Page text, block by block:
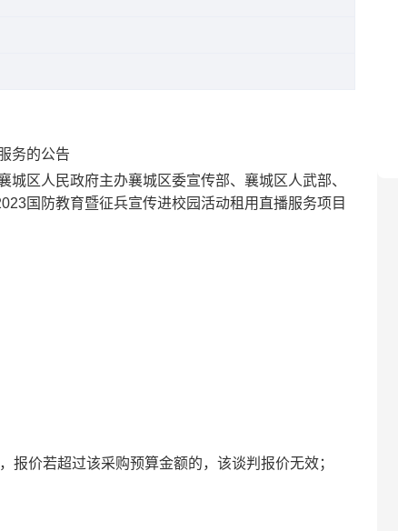
务的公告
区人民政府主办襄城区委宣传部、襄城区人武部、
国防教育暨征兵宣传进校园活动租用直播服务项目
报价若超过该采购预算金额的，该谈判报价无效；